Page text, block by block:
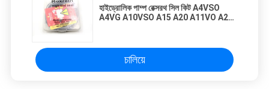
হাইড্রোলিক পাম্প রেক্সরথ সিল কিট A4VSO
A4VG A10VSO A15 A20 A11VO A2F
চালিয়ে